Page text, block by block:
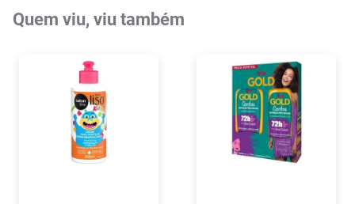
Quem viu, viu também